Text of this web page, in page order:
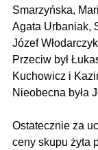
Smarzyńska,
Agata Urbaniak,
Józef
Przeciw był
Kuchowicz i
Nieobecna była
Ostatecznie za
ceny skupu żyta